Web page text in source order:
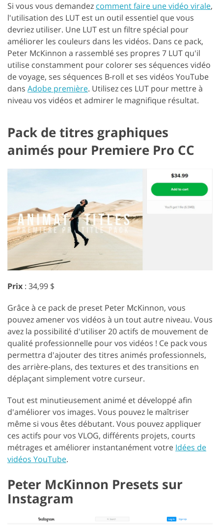
Si vous vous demandez comment faire une vidéo virale,
l'utilisation des LUT est un outil essentiel que vous
devriez utiliser. Une LUT est un filtre spécial pour
améliorer les couleurs dans les vidéos. Dans ce pack,
Peter McKinnon a rassemblé ses propres 7 LUT qu'il
utilise constamment pour colorer ses séquences vidéo
de voyage, ses séquences B-roll et ses vidéos YouTube
dans Adobe première. Utilisez ces LUT pour mettre à
niveau vos vidéos et admirer le magnifique résultat.
Pack de titres graphiques
animés pour Premiere Pro CC
Prix : 34,99 $
Grâce à ce pack de preset Peter McKinnon, vous
pouvez amener vos vidéos à un tout autre niveau. Vous
avez la possibilité d'utiliser 20 actifs de mouvement de
qualité professionnelle pour vos vidéos ! Ce pack vous
permettra d'ajouter des titres animés professionnels,
des arrière-plans, des textures et des transitions en
déplaçant simplement votre curseur.
Tout est minutieusement animé et développé afin
d'améliorer vos images. Vous pouvez le maîtriser
même si vous êtes débutant. Vous pouvez appliquer
ces actifs pour vos VLOG, différents projets, courts
métrages et améliorer instantanément votre Idées de
vidéos YouTube.
Peter McKinnon Presets sur
Instagram